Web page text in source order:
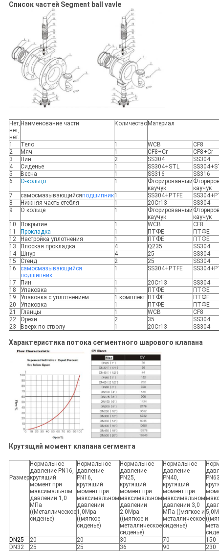
Список частей Segment ball vavle
Нет,
нет,
нет.
Наименование части КоличествоМатериал
1 Тело 1 WCB
CF8
2
Мяч 1 CF8+Cr
CF8+Cr
3
Пин 2 SS304
SS304
4
Сиденье 1 SS304+STL
5
Весна 1 SS316
SS316
6
О-кольцо 1
Фторированный
каучук
каучук
7
самосмазывающийсяподшипник1 SS304+PTFE
8
Нижняя часть стебля 1 20Cr13
SS304
9
О кольце 1
Фторированный
каучук
каучук
10
Покрытие 1 WCB
CF8
11
Прокладка 1 ПТФЕ
ПТФЕ
12
Настройка уплотнения 1 ПТФЕ
ПТФЕ
13
Плоская прокладка 4 Q235
SS304
14
Шнур 4 25
SS304
15
Стенд 2 25
SS304
16
самосмазывающийся
подшипник
1 SS304+PTFE
17 Пин 1 20Cr13
SS304
18
Упаковка 1 ПТФЕ
ПТФЕ
19
Упаковка с уплотнением 1 комплект ПТФЕ
ПТФЕ
20
Упаковка 1 ПТФЕ
ПТФЕ
21
Гланцы 1 WCB
CF8
22
Орехи 2 35
SS304
23
Вверх по стволу 1 20Cr13 SS304
Характеристика потока сегментного шарового клапана
Крутящий момент клапана сегмента
Размер
Нормальное
давление PN16,
крутящий
момент при
максимальном
давлении 1,0
МПа
((Металлическое
сиденье)
Нормальное
давление
PN16,
крутящий
момент при
максимальном
давлении
1,0Mpa
((мягкое
сиденье)
Нормальное
давление
PN25,
крутящий
момент при
максимальном
давлении
2.0Mpa
((мягкое и
металлическое
сиденье)
Нормальное
давление
PN40,
крутящий
момент при
максимальном
давлении 3,0
МПа ((мягкое и
металлическое
сиденье)
DN25
20 20 30 70
150
DN32
25 25 36 90
230